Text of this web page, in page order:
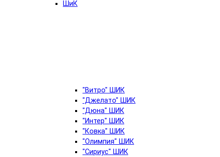
ШиК
"Витро" ШИК
"Джелато" ШИК
"Дюна" ШИК
"Интер" ШИК
"Ковка" ШИК
"Олимпия" ШИК
"Сириус" ШИК